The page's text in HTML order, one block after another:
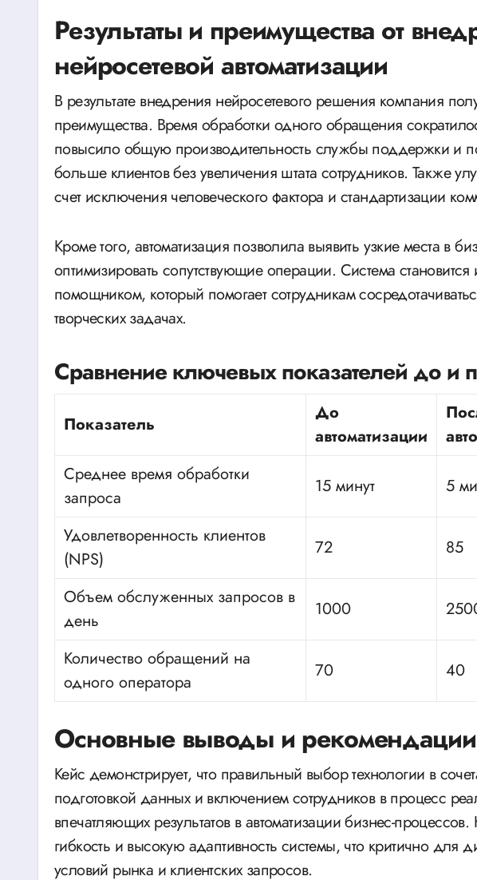
Результаты и преимущества от
нейросетевой автоматизации
В результате внедрения нейросетевого решения компания
преимущества. Время обработки одного обращения
повысило общую производительность службы поддержки и
больше клиентов без увеличения штата сотрудников. Также
счет исключения человеческого фактора и стандартизации
Кроме того, автоматизация позволила выявить узкие места в
оптимизировать сопутствующие операции. Система становится
помощником, который помогает сотрудникам
творческих задачах.
Сравнение ключевых показателей до и
Показатель
До
автоматизации
Среднее время обработки
запроса
15 минут 5
Удовлетворенность клиентов
(NPS)
72 85
Объем обслуженных запросов в
день
1000
Количество обращений на
одного оператора
70 40
Основные выводы и рекомендации
Кейс демонстрирует, что правильный выбор технологии в
подготовкой данных и включением сотрудников в процесс
впечатляющих результатов в автоматизации бизнес-
гибкость и высокую адаптивность системы, что критично
условий рынка и клиентских запросов.